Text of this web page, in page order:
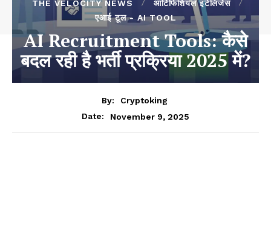
THE VELOCITY NEWS
आर्टिफिशियल इंटेलिजेंस
एआई टूल - AI TOOL
AI Recruitment Tools: कैसे
बदल रही है भर्ती प्रक्रिया 2025 में?
By:
Cryptoking
Date:
November 9, 2025